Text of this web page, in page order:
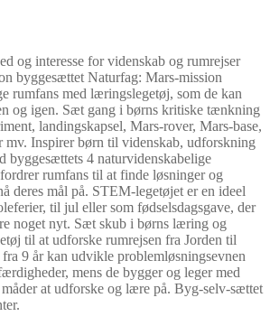
og interesse for videnskab og rumrejser
byggesættet Naturfag: Mars-mission
rumfans med læringslegetøj, som de kan
og igen. Sæt gang i børns kritiske tænkning
landingskapsel, Mars-rover, Mars-base,
mv. Inspirer børn til videnskab, udforskning
byggesættets 4 naturvidenskabelige
rumfans til at finde løsninger og
deres mål på. STEM-legetøjet er en ideel
til jul eller som fødselsdagsgave, der
noget nyt. Sæt skub i børns læring og
til at udforske rumrejsen fra Jorden til
9 år kan udvikle problemløsningsevnen
mens de bygger og leger med
at udforske og lære på. Byg-selv-sættet